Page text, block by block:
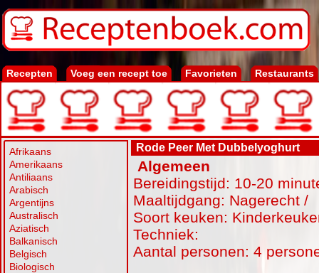
Recepten Voeg een recept toe Favorieten Restaurants
Afrikaans
Amerikaans
Antiliaans
Arabisch
Argentijns
Australisch
Aziatisch
Balkanisch
Belgisch
Biologisch
Rode Peer Met Dubbelyoghurt
Algemeen
Bereidingstijd: 10-20
Maaltijdgang: Nagerecht /
Soort keuken:
Techniek:
Aantal personen: 4